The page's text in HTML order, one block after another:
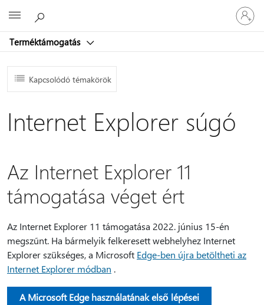
Terméktámogatás
be
a
Kapcsolódó témakörök
Internet Explorer súgó
Az Internet Explorer 11
támogatása véget ért
Az Internet Explorer 11 támogatása 2022. június 15-én
megszűnt. Ha bármelyik felkeresett webhelyhez Internet
Explorer szükséges, a Microsoft Edge-ben újra betöltheti az
Internet Explorer módban .
A Microsoft Edge használatának első lépései